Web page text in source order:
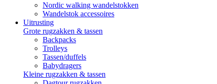
Nordic walking wandelstokken
Wandelstok accessoires
Uitrusting
Grote rugzakken & tassen
Backpacks
Trolleys
Tassen/duffels
Babydragers
Kleine rugzakken & tassen